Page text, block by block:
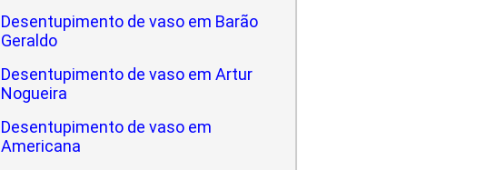
Desentupimento de vaso em Barão
Geraldo
Desentupimento de vaso em Artur
Nogueira
Desentupimento de vaso em
Americana